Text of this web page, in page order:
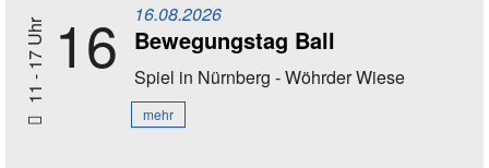
11 - 17 Uhr 16 16.08.2026
Bewegungstag Ball
Spiel in Nürnberg - Wöhrder Wiese
mehr